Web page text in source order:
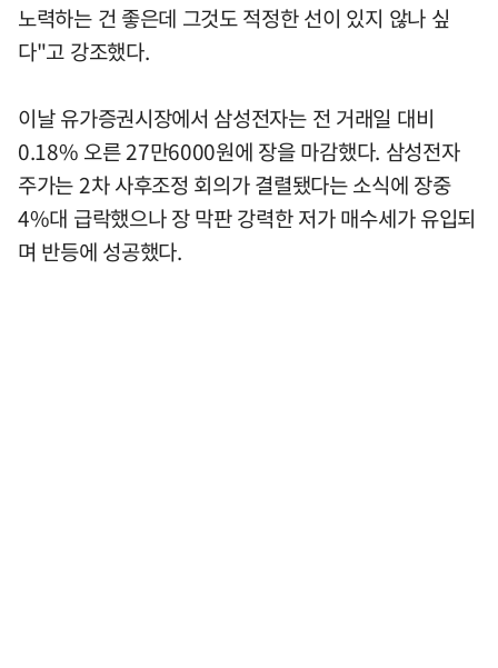
노력하는 건 좋은데 그것도 적정한 선이 있지 않나 싶
다"고 강조했다.
이날 유가증권시장에서 삼성전자는 전 거래일 대비
0.18% 오른 27만6000원에 장을 마감했다. 삼성전자
주가는 2차 사후조정 회의가 결렬됐다는 소식에 장중
4%대 급락했으나 장 막판 강력한 저가 매수세가 유입되
며 반등에 성공했다.